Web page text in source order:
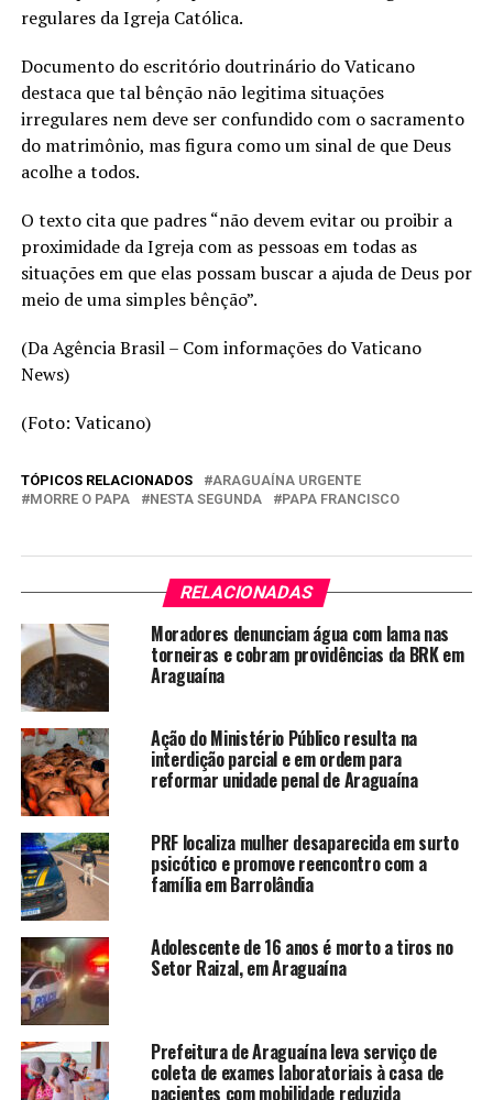
regulares da Igreja Católica.
Documento do escritório doutrinário do Vaticano
destaca que tal bênção não legitima situações
irregulares nem deve ser confundido com o sacramento
do matrimônio, mas figura como um sinal de que Deus
acolhe a todos.
O texto cita que padres “não devem evitar ou proibir a
proximidade da Igreja com as pessoas em todas as
situações em que elas possam buscar a ajuda de Deus por
meio de uma simples bênção”.
(Da Agência Brasil – Com informações do Vaticano
News)
(Foto: Vaticano)
TÓPICOS RELACIONADOS
ARAGUAÍNA URGENTE
MORRE O PAPA
NESTA SEGUNDA PAPA FRANCISCO
RELACIONADAS
Moradores denunciam água com lama nas
torneiras e cobram providências da BRK em
Araguaína
Ação do Ministério Público resulta na
interdição parcial e em ordem para
reformar unidade penal de Araguaína
PRF localiza mulher desaparecida em surto
psicótico e promove reencontro com a
família em Barrolândia
Adolescente de 16 anos é morto a tiros no
Setor Raizal, em Araguaína
Prefeitura de Araguaína leva serviço de
coleta de exames laboratoriais à casa de
pacientes com mobilidade reduzida